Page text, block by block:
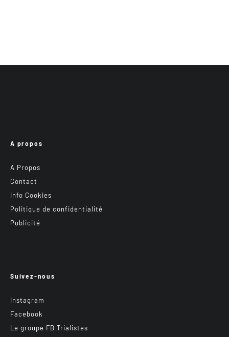
A propos
A Propos
Contact
Info Cookies
Politique de confidentialité
Publicité
Suivez-nous
Instagram
Facebook
Le groupe FB Trialistes